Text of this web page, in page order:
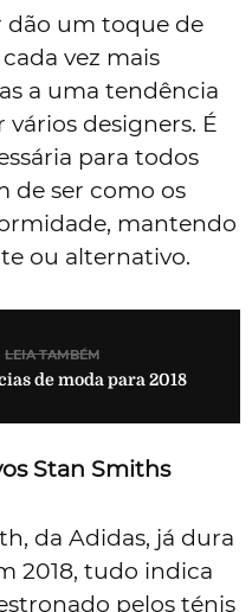
dão um toque de
vez mais
a uma tendência
designers. É
para todos
de ser como os
mantendo
ou alternativo.
LEIA TAMBÉM
de moda para 2018
Stan Smiths
da Adidas, já dura
2018, tudo indica
pelos ténis